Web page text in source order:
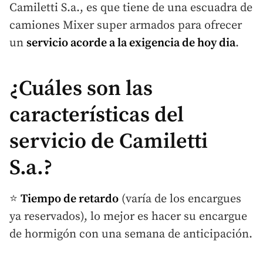
Camiletti S.a., es que tiene de una escuadra de
camiones Mixer super armados para ofrecer
un servicio acorde a la exigencia de hoy dia.
¿Cuáles son las
características del
servicio de Camiletti
S.a.?
⭐ Tiempo de retardo (varía de los encargues
ya reservados), lo mejor es hacer su encargue
de hormigón con una semana de anticipación.